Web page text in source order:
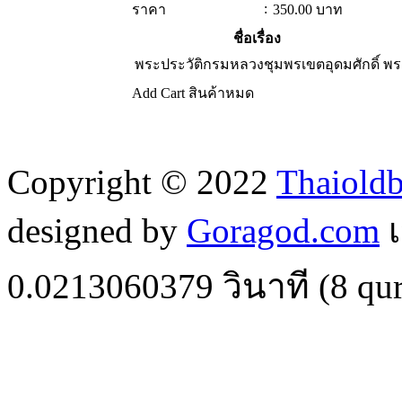
ราคา
: 350.00 บาท
ชื่อเรื่อง
พระประวัติกรมหลวงชุมพรเขตอุดมศักดิ์ พ
Add Cart สินค้าหมด
Copyright © 2022
designed by Goragod.com
0.0213060379 วินาที (8